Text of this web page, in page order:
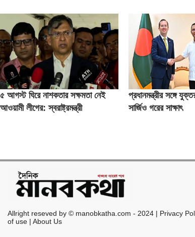
৫ আগস্ট ঘিরে নাশকতার সক্ষমতা নেই
আওয়ামী লীগের: স্বরাষ্ট্রমন্ত্রী
প্রধানমন্ত্রীর সঙ্গে
সার্জিও গরের সাক্ষাৎ
Allright reseved by © manobkatha.com - 2024 | Privacy
of use | About Us